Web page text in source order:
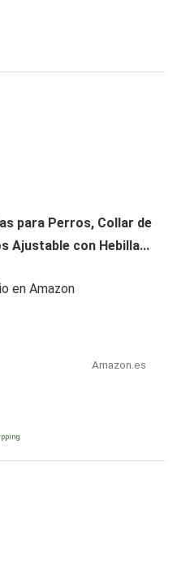
para Perros, Collar de
Ajustable con Hebilla...
en Amazon
Amazon.es